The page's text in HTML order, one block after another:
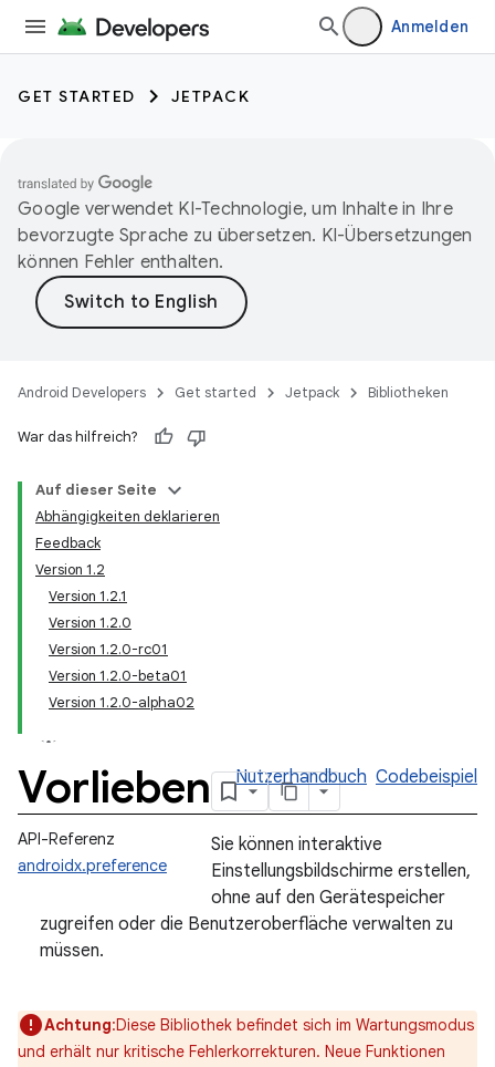
Anmelden
GET STARTED JETPACK
Google verwendet KI-Technologie, um Inhalte in Ihre
bevorzugte Sprache zu übersetzen. KI-Übersetzungen
können Fehler enthalten.
Android Developers Get started Jetpack Bibliotheken
War das hilfreich?
Auf dieser Seite
Abhängigkeiten deklarieren
Feedback
Version 1.2
Version 1.2.1
Version 1.2.0
Version 1.2.0-rc01
Version 1.2.0-beta01
Version 1.2.0-alpha02
Vorlieben Nutzerhandbuch Codebeispiel
API-Referenz
androidx.preference
Sie können interaktive
Einstellungsbildschirme erstellen,
ohne auf den Gerätespeicher
zugreifen oder die Benutzeroberfläche verwalten zu
müssen.
Achtung:Diese Bibliothek befindet sich im Wartungsmodus
und erhält nur kritische Fehlerkorrekturen. Neue Funktionen